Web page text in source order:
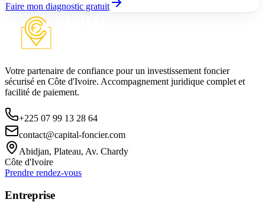
Faire mon diagnostic gratuit
Votre partenaire de confiance pour un investissement foncier
sécurisé en Côte d'Ivoire. Accompagnement juridique complet et
facilité de paiement.
+225 07 99 13 28 64
contact@capital-foncier.com
Abidjan, Plateau, Av. Chardy
Côte d'Ivoire
Prendre rendez-vous
Entreprise